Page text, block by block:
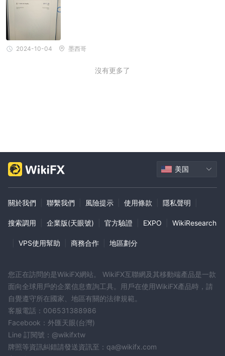
2024-10-04 墨西哥
沒有更多了
美国
關於我們 聯繫我們 風險提示 使用條款 隱私聲明
搜索調用 企業版(天眼號) 官方驗證 EXPO WikiResearch
VPS使用幫助 商務合作 地區劃分
您正在訪問的是WikiFX網站。 WikiFX互聯網及其移動端產品是一款
面向全球用戶的企業信息查詢工具。用戶在使用WikiFX產品時，請
自覺遵守所在國家、地區有關的法律規範。
客服電話：006531388986
Facebook：外匯天眼(台灣)
Line 訂閱號：@wikifxtw
牌照等資訊糾錯請發送資訊至：qa@wikifx.com